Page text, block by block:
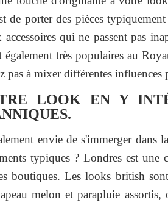
de porter des pièces
qui ne passent pas
très populaires au
pas à mixer différentes
LOOK EN Y
envie de s'immerger dans
typiques ? Londres est
boutiques. Les looks british
melon et parapluie